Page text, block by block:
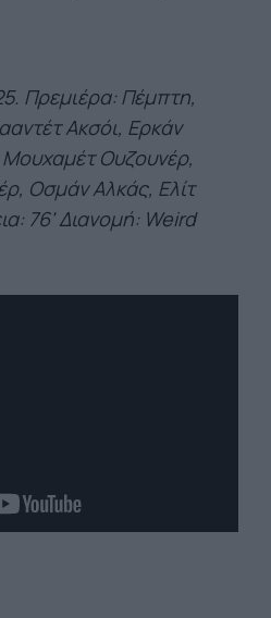
Πρεμιέρα: Πέμπτη,
Ακσόι, Ερκάν
Μουχαμέτ Ουζουνέρ,
Οσμάν Αλκάς, Ελίτ
76' Διανομή: Weird